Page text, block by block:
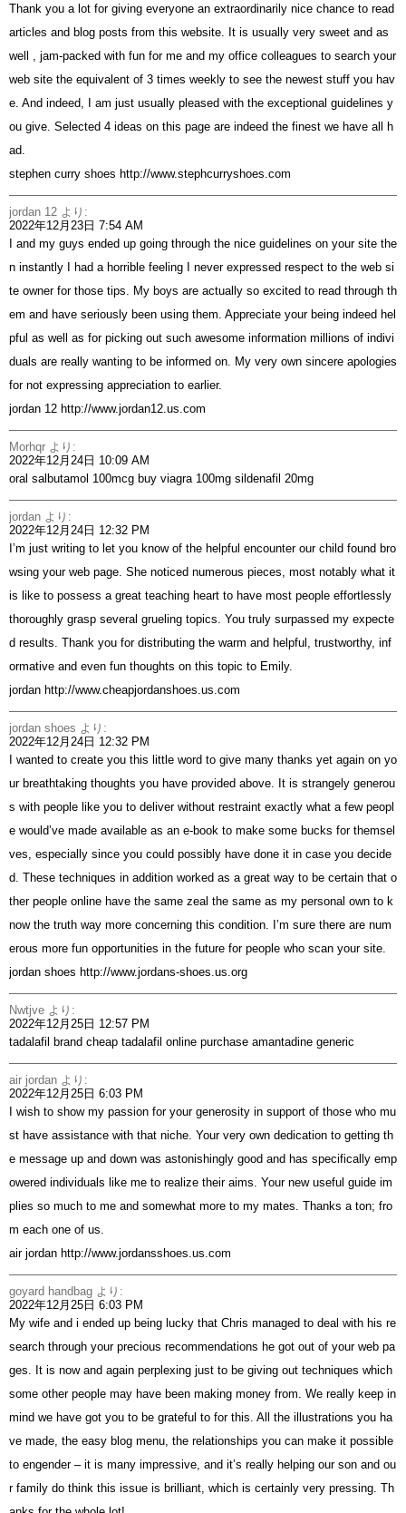
Thank you a lot for giving everyone an extraordinarily nice chance to read
articles and blog posts from this website. It is usually very sweet and as
well , jam-packed with fun for me and my office colleagues to search your
web site the equivalent of 3 times weekly to see the newest stuff you hav
e. And indeed, I am just usually pleased with the exceptional guidelines y
ou give. Selected 4 ideas on this page are indeed the finest we have all h
ad.
stephen curry shoes http://www.stephcurryshoes.com
jordan 12 より:
2022年12月23日 7:54 AM
I and my guys ended up going through the nice guidelines on your site the
n instantly I had a horrible feeling I never expressed respect to the web si
te owner for those tips. My boys are actually so excited to read through th
em and have seriously been using them. Appreciate your being indeed hel
pful as well as for picking out such awesome information millions of indivi
duals are really wanting to be informed on. My very own sincere apologies
for not expressing appreciation to earlier.
jordan 12 http://www.jordan12.us.com
Morhqr より:
2022年12月24日 10:09 AM
oral salbutamol 100mcg buy viagra 100mg sildenafil 20mg
jordan より:
2022年12月24日 12:32 PM
I’m just writing to let you know of the helpful encounter our child found bro
wsing your web page. She noticed numerous pieces, most notably what it
is like to possess a great teaching heart to have most people effortlessly
thoroughly grasp several grueling topics. You truly surpassed my expecte
d results. Thank you for distributing the warm and helpful, trustworthy, inf
ormative and even fun thoughts on this topic to Emily.
jordan http://www.cheapjordanshoes.us.com
jordan shoes より:
2022年12月24日 12:32 PM
I wanted to create you this little word to give many thanks yet again on yo
ur breathtaking thoughts you have provided above. It is strangely generou
s with people like you to deliver without restraint exactly what a few peopl
e would’ve made available as an e-book to make some bucks for themsel
ves, especially since you could possibly have done it in case you decide
d. These techniques in addition worked as a great way to be certain that o
ther people online have the same zeal the same as my personal own to k
now the truth way more concerning this condition. I’m sure there are num
erous more fun opportunities in the future for people who scan your site.
jordan shoes http://www.jordans-shoes.us.org
Nwtjve より:
2022年12月25日 12:57 PM
tadalafil brand cheap tadalafil online purchase amantadine generic
air jordan より:
2022年12月25日 6:03 PM
I wish to show my passion for your generosity in support of those who mu
st have assistance with that niche. Your very own dedication to getting th
e message up and down was astonishingly good and has specifically emp
owered individuals like me to realize their aims. Your new useful guide im
plies so much to me and somewhat more to my mates. Thanks a ton; fro
m each one of us.
air jordan http://www.jordansshoes.us.com
goyard handbag より:
2022年12月25日 6:03 PM
My wife and i ended up being lucky that Chris managed to deal with his re
search through your precious recommendations he got out of your web pa
ges. It is now and again perplexing just to be giving out techniques which
some other people may have been making money from. We really keep in
mind we have got you to be grateful to for this. All the illustrations you ha
ve made, the easy blog menu, the relationships you can make it possible
to engender – it is many impressive, and it’s really helping our son and ou
r family do think this issue is brilliant, which is certainly very pressing. Th